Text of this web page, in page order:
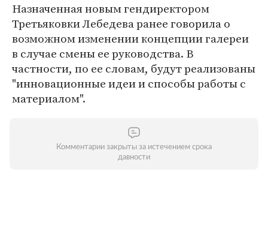
Назначенная новым гендиректором
Третьяковки Лебедева ранее говорила о
возможном изменении концепции галереи
в случае смены ее руководства. В
частности, по ее словам, будут реализованы
"инновационные идеи и способы работы с
материалом".
Комментарии закрыты за истечением срока
давности